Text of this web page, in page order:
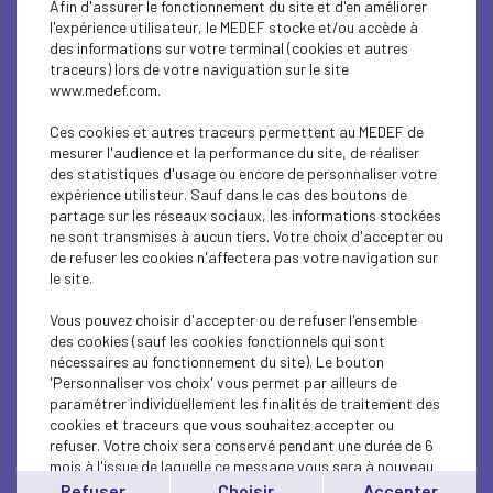
ECONOMY
INTERNATIONAL - EUROPE
ECONOMY
ECONOMY
ECONOMY
ECONOMY
ECONOMY
ECONOMY
ECONOMY
Afin d'assurer le fonctionnement du site et d'en améliorer
l'expérience utilisateur, le MEDEF stocke et/ou accède à
des informations sur votre terminal (cookies et autres
traceurs) lors de votre naviguation sur le site
www.medef.com.
Ces cookies et autres traceurs permettent au MEDEF de
mesurer l'audience et la performance du site, de réaliser
des statistiques d'usage ou encore de personnaliser votre
expérience utilisteur. Sauf dans le cas des boutons de
partage sur les réseaux sociaux, les informations stockées
ne sont transmises à aucun tiers. Votre choix d'accepter ou
de refuser les cookies n'affectera pas votre navigation sur
le site.
Vous pouvez choisir d'accepter ou de refuser l'ensemble
des cookies (sauf les cookies fonctionnels qui sont
nécessaires au fonctionnement du site). Le bouton
'Personnaliser vos choix' vous permet par ailleurs de
paramétrer individuellement les finalités de traitement des
cookies et traceurs que vous souhaitez accepter ou
refuser. Votre choix sera conservé pendant une durée de 6
mois à l'issue de laquelle ce message vous sera à nouveau
affiché..